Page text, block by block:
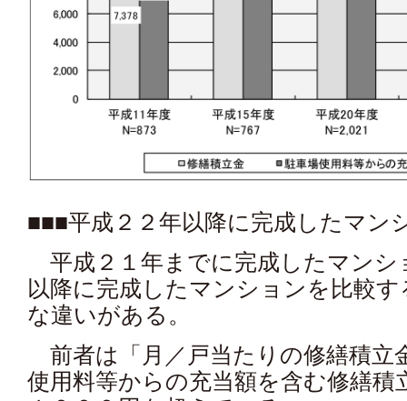
■■■平成２２年以降に完成したマン
平成２１年までに完成したマンシ
以降に完成したマンションを比較
な違いがある。
前者は「月／戸当たりの修繕積立
使用料等からの充当額を含む修繕積